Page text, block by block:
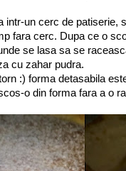
intr-un cerc de patiserie,
fara cerc. Dupa ce o
se lasa sa se
cu zahar pudra.
:) forma detasabila
o din forma fara a o